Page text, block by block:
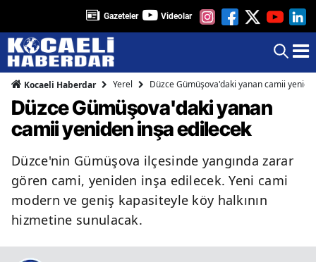
Gazeteler Videolar
Kocaeli Haberdar Yerel Düzce Gümüşova'daki yanan camii
Düzce Gümüşova'daki yanan
camii yeniden inşa edilecek
Düzce'nin Gümüşova ilçesinde yangında zarar
gören cami, yeniden inşa edilecek. Yeni cami
modern ve geniş kapasiteyle köy halkının
hizmetine sunulacak.